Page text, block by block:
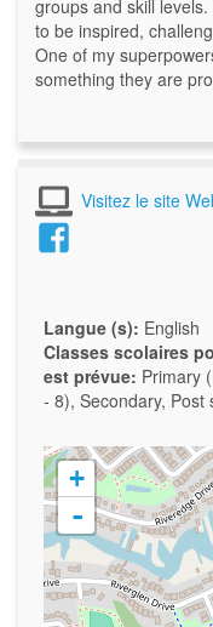
groups and skill
to be inspired,
One of my
something they are
Visitez le site
Langue (s): English
Classes scolaires
est prévue: Primary
- 8), Secondary, Post
+
-